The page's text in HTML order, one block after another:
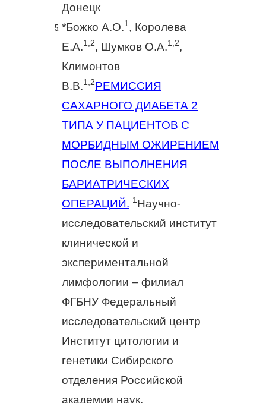
Донецк
*Божко А.О.1, Королева
Е.А.1,2, Шумков О.А.1,2,
Климонтов
В.В.1,2РЕМИССИЯ
САХАРНОГО ДИАБЕТА 2
ТИПА У ПАЦИЕНТОВ С
МОРБИДНЫМ ОЖИРЕНИЕМ
ПОСЛЕ ВЫПОЛНЕНИЯ
БАРИАТРИЧЕСКИХ
ОПЕРАЦИЙ. 1Научно-
исследовательский институт
клинической и
экспериментальной
лимфологии – филиал
ФГБНУ Федеральный
исследовательский центр
Институт цитологии и
генетики Сибирского
отделения Российской
академии наук,